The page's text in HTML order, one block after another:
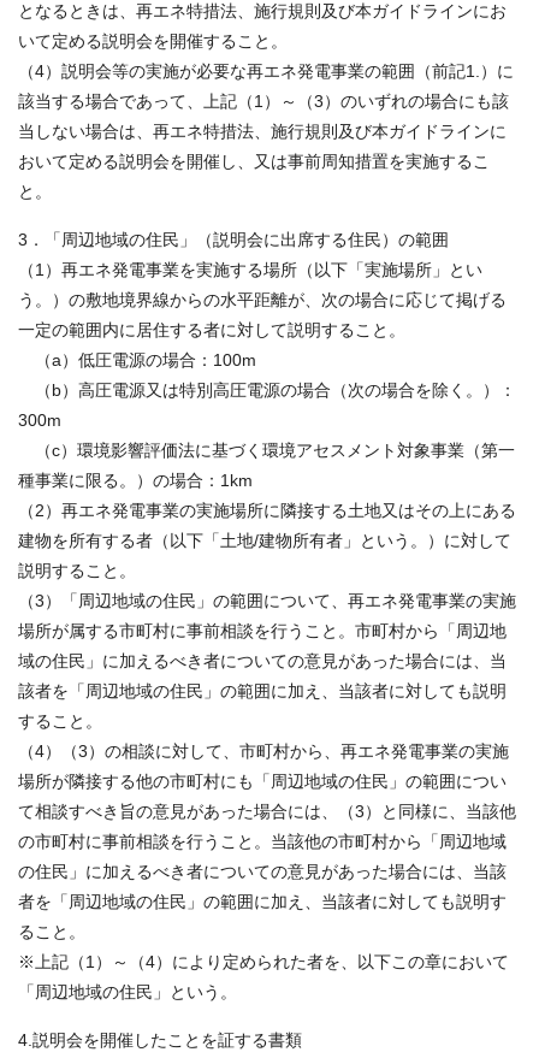
となるときは、再エネ特措法、施行規則及び本ガイドラインにお
いて定める説明会を開催すること。
（4）説明会等の実施が必要な再エネ発電事業の範囲（前記1.）に
該当する場合であって、上記（1）～（3）のいずれの場合にも該
当しない場合は、再エネ特措法、施行規則及び本ガイドラインに
おいて定める説明会を開催し、又は事前周知措置を実施するこ
と。
3．「周辺地域の住民」（説明会に出席する住民）の範囲
（1）再エネ発電事業を実施する場所（以下「実施場所」とい
う。）の敷地境界線からの水平距離が、次の場合に応じて掲げる
一定の範囲内に居住する者に対して説明すること。
（a）低圧電源の場合：100m
（b）高圧電源又は特別高圧電源の場合（次の場合を除く。）：
300m
（c）環境影響評価法に基づく環境アセスメント対象事業（第一
種事業に限る。）の場合：1km
（2）再エネ発電事業の実施場所に隣接する土地又はその上にある
建物を所有する者（以下「土地/建物所有者」という。）に対して
説明すること。
（3）「周辺地域の住民」の範囲について、再エネ発電事業の実施
場所が属する市町村に事前相談を行うこと。市町村から「周辺地
域の住民」に加えるべき者についての意見があった場合には、当
該者を「周辺地域の住民」の範囲に加え、当該者に対しても説明
すること。
（4）（3）の相談に対して、市町村から、再エネ発電事業の実施
場所が隣接する他の市町村にも「周辺地域の住民」の範囲につい
て相談すべき旨の意見があった場合には、（3）と同様に、当該他
の市町村に事前相談を行うこと。当該他の市町村から「周辺地域
の住民」に加えるべき者についての意見があった場合には、当該
者を「周辺地域の住民」の範囲に加え、当該者に対しても説明す
ること。
※上記（1）～（4）により定められた者を、以下この章において
「周辺地域の住民」という。
4.説明会を開催したことを証する書類